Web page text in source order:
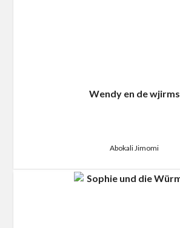
Wendy en de wjirms
Abokali Jimomi